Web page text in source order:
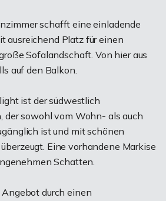
schafft eine einladende
ausreichend Platz für einen
Sofalandschaft. Von hier aus
auf den Balkon.
ist der südwestlich
der sowohl vom Wohn- als auch
ist und mit schönen
Eine vorhandene Markise
Schatten.
durch einen